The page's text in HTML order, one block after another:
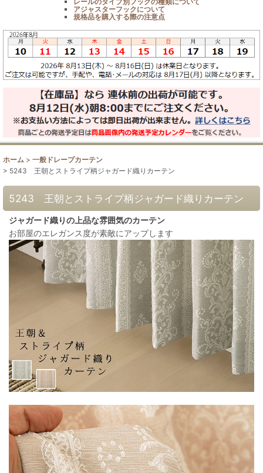
アジャスターフックについて
規格品を購入する際の注意点
ホーム > 一般ドレープカーテン
> 5243 王朝とストライプ柄ジャガード織りカーテン
5243 王朝とストライプ柄ジャガード織りカーテン
ジャガード織りの上品な雰囲気のカーテン
お部屋のエレガンス度が素敵にアップします